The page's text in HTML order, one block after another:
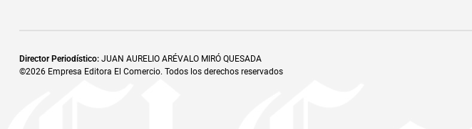
Director Periodístico: JUAN AURELIO ARÉVALO MIRÓ QUESADA
©2026 Empresa Editora El Comercio. Todos los derechos reservados